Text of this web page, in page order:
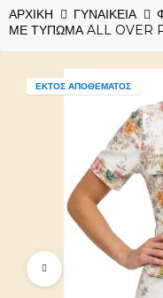
ΑΡΧΙΚΉ ΓΥΝΑΙΚΕΊΑ
ΜΕ ΤΎΠΩΜΑ ALL OVER
ΕΚΤΌΣ ΑΠΟΘΈΜΑΤΟΣ